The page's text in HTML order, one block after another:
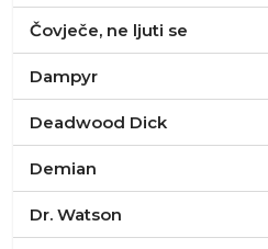
Čovječe, ne ljuti se
Dampyr
Deadwood Dick
Demian
Dr. Watson